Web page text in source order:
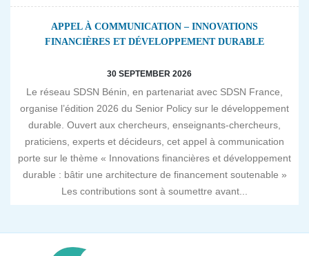
APPEL À COMMUNICATION – INNOVATIONS
FINANCIÈRES ET DÉVELOPPEMENT DURABLE
30 SEPTEMBER 2026
Le réseau SDSN Bénin, en partenariat avec SDSN France,
organise l’édition 2026 du Senior Policy sur le développement
durable. Ouvert aux chercheurs, enseignants-chercheurs,
praticiens, experts et décideurs, cet appel à communication
porte sur le thème « Innovations financières et développement
durable : bâtir une architecture de financement soutenable »
Les contributions sont à soumettre avant...